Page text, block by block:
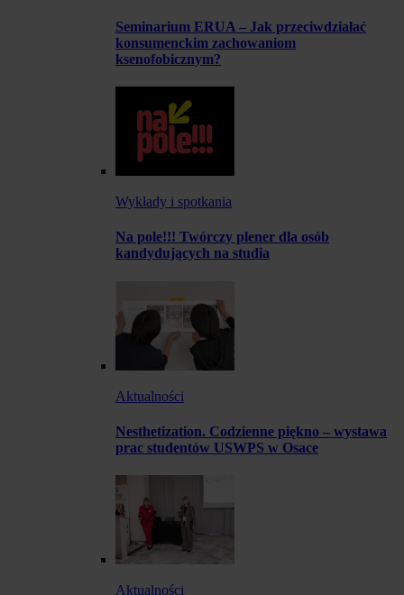
Seminarium ERUA – Jak przeciwdziałać
konsumenckim zachowaniom
ksenofobicznym?
Wykłady i spotkania
Na pole!!! Twórczy plener dla osób
kandydujących na studia
Aktualności
Nesthetization. Codzienne piękno – wystawa
prac studentów USWPS w Osace
Aktualności